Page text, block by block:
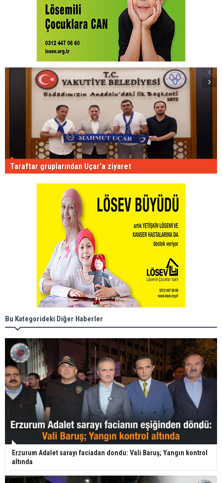
Taraftar gruplarından Uçar'a ziyaret
Bu Kategorideki Diğer Haberler
Erzurum Adalet sarayı faciadan dondu: Vali Baruş; Yangın kontrol
altında